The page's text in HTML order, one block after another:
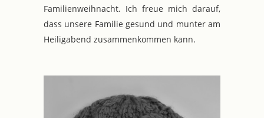
Familienweihnacht. Ich freue mich darauf,
dass unsere Familie gesund und munter am
Heiligabend zusammenkommen kann.